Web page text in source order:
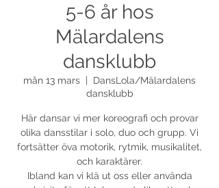
5-6 år hos
Mälardalens
dansklubb
mån 13 mars
DansLola/Mälardalens
dansklubb
Här dansar vi mer koreografi och provar
olika dansstilar i solo, duo och grupp. Vi
fortsätter öva motorik, rytmik, musikalitet,
och karaktärer.
Ibland kan vi klä ut oss eller använda